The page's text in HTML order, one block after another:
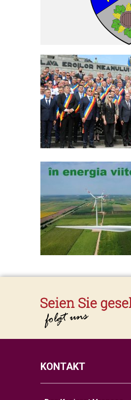
KONTAKT